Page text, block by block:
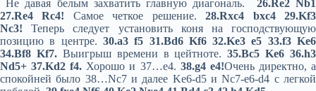
Не давая белым захватить главную диагональ. 26.Re2 Nb1
27.Re4 Rc4! Самое четкое решение.28.Rxc4 bxc4 29.Kf3
Nc3!Теперь следует установить коня на господствующую
позицию в центре. 30.a3f5 31.Bd6 Kf6 32.Ke3e5 33.f3Ke6
34.Bf8 Kf7. Выигрыш времени в цейтноте.35.Bc5Ke6 36.h3
Nd5+ 37.Kd2f4. Хорошо и 37…e4. 38.g4 e4!Очень директно, а
спокойней было 38…Nc7 и далее Ke6-d5 и Nc7-e6-d4 с легкой